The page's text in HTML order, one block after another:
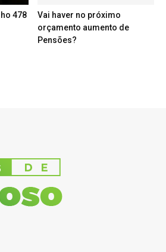
478
Vai haver no próximo
orçamento aumento de
Pensões?